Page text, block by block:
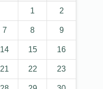
1 2
7 8 9
14 15 16
21 22 23